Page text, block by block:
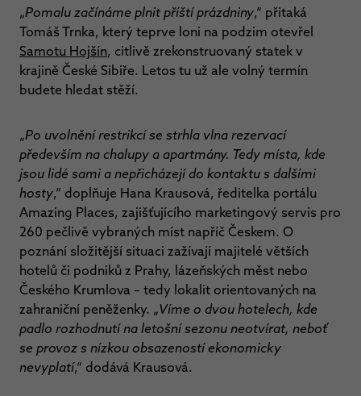
„Pomalu začínáme plnit příští prázdniny,“ přitaká
Tomáš Trnka, který teprve loni na podzim otevřel
Samotu Hojšín, citlivě zrekonstruovaný statek v
krajině České Sibiře. Letos tu už ale volný termín
budete hledat stěží.
„Po uvolnění restrikcí se strhla vlna rezervací
především na chalupy a apartmány. Tedy místa, kde
jsou lidé sami a nepřicházejí do kontaktu s dalšími
hosty,“ doplňuje Hana Krausová, ředitelka portálu
Amazing Places, zajišťujícího marketingový servis pro
260 pečlivě vybraných míst napříč Českem. O
poznání složitější situaci zažívají majitelé větších
hotelů či podniků z Prahy, lázeňských měst nebo
Českého Krumlova – tedy lokalit orientovaných na
zahraniční peněženky. „Víme o dvou hotelech, kde
padlo rozhodnutí na letošní sezonu neotvírat, neboť
se provoz s nízkou obsazeností ekonomicky
nevyplatí,“ dodává Krausová.